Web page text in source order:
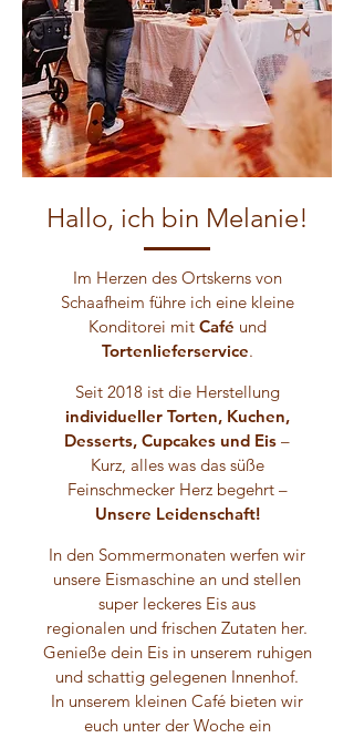
Hallo, ich bin Melanie!
Im Herzen des Ortskerns von
Schaafheim führe ich eine kleine
Konditorei mit Café und
Tortenlieferservice.
Seit 2018 ist die Herstellung
individueller Torten, Kuchen,
Desserts, Cupcakes und Eis –
Kurz, alles was das süße
Feinschmecker Herz begehrt –
Unsere Leidenschaft!
In den Sommermonaten werfen wir
unsere Eismaschine an und stellen
super leckeres Eis aus
regionalen und frischen Zutaten her.
Genieße dein Eis in unserem ruhigen
und schattig gelegenen Innenhof.
In unserem kleinen Café bieten wir
euch unter der Woche ein